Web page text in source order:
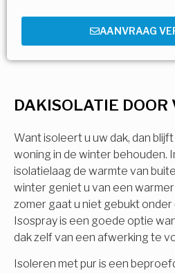
DAKISOLATIE DOOR
Want isoleert u uw dak, dan
woning in de winter behouden.
isolatielaag de warmte van
winter geniet u van een
zomer gaat u niet gebukt onder
Isospray is een goede optie
dak zelf van een afwerking te
Isoleren met pur is een
AANVRAAG